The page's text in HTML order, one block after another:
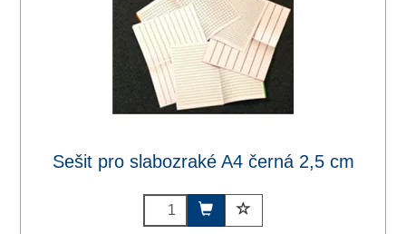
Sešit pro slabozraké A4 černá 2,5 cm